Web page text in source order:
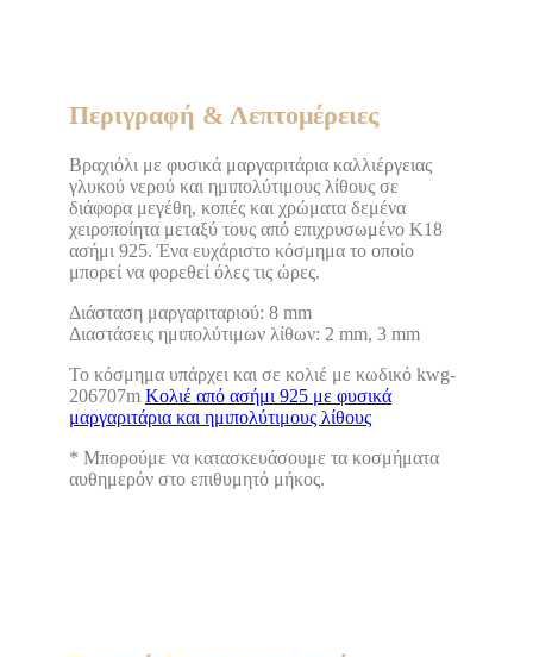
Περιγραφή & Λεπτομέρειες
Βραχιόλι με φυσικά μαργαριτάρια καλλιέργειας
γλυκού νερού και ημιπολύτιμους λίθους σε
διάφορα μεγέθη, κοπές και χρώματα δεμένα
χειροποίητα μεταξύ τους από επιχρυσωμένο Κ18
ασήμι 925. Ένα ευχάριστο κόσμημα το οποίο
μπορεί να φορεθεί όλες τις ώρες.
Διάσταση μαργαριταριού: 8 mm
Διαστάσεις ημιπολύτιμων λίθων: 2 mm, 3 mm
Το κόσμημα υπάρχει και σε κολιέ με κωδικό kwg-
206707m Κολιέ από ασήμι 925 με φυσικά
μαργαριτάρια και ημιπολύτιμους λίθους
* Μπορούμε να κατασκευάσουμε τα κοσμήματα
αυθημερόν στο επιθυμητό μήκος.